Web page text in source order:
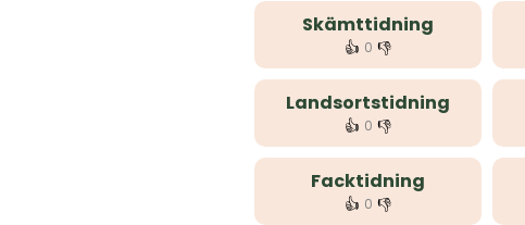
Skämttidning
👍 0 👎
Landsortstidning
👍 0 👎
Facktidning
👍 0 👎